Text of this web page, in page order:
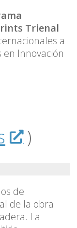
Trienal
a
Innovación
)
de
de la obra
La